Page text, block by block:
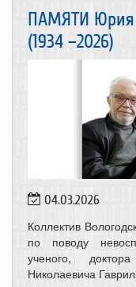
ПАМЯТИ Юрия
(1934 –2026)
04.03.2026
Коллектив
по поводу
ученого,
Николаевича